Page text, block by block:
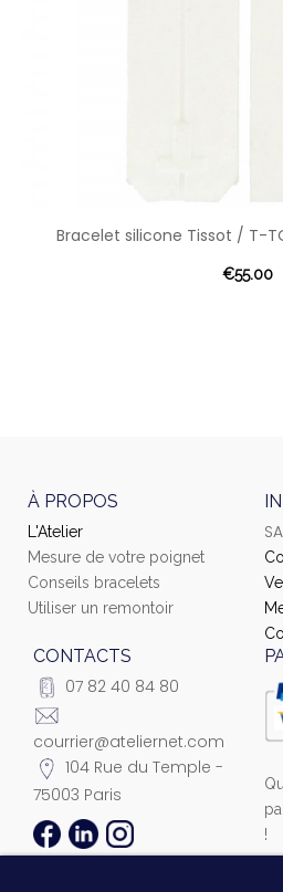
Bracelet silicone Tissot / T-
€55.00
À PROPOS
L'Atelier
Mesure de votre poignet
Conseils bracelets
Utiliser un remontoir
CONTACTS
07 82 40 84 80
courrier@ateliernet.com
104 Rue du Temple -
75003 Paris
!